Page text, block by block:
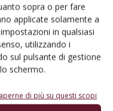
sopra o per fare
applicate solamente a
in qualsiasi
utilizzando i
sul pulsante di gestione
schermo.
di più su questi scopi